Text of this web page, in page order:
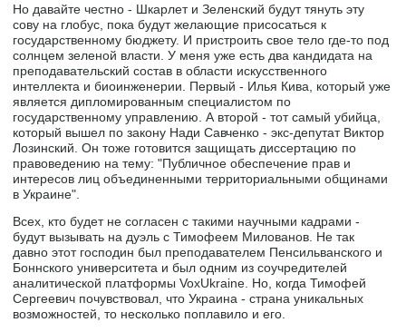
Но давайте честно - Шкарлет и Зеленский будут тянуть эту
сову на глобус, пока будут желающие присосаться к
государственному бюджету. И пристроить свое тело где-то под
солнцем зеленой власти. У меня уже есть два кандидата на
преподавательский состав в области искусственного
интеллекта и биоинженерии. Первый - Илья Кива, который уже
является дипломированным специалистом по
государственному управлению. А второй - тот самый убийца,
который вышел по закону Нади Савченко - экс-депутат Виктор
Лозинский. Он тоже готовится защищать диссертацию по
правоведению на тему: "Публичное обеспечение прав и
интересов лиц объединенными территориальными общинами
в Украине".
Всех, кто будет не согласен с такими научными кадрами -
будут вызывать на дуэль с Тимофеем Милованов. Не так
давно этот господин был преподавателем Пенсильванского и
Боннского университета и был одним из соучредителей
аналитической платформы VoxUkraine. Но, когда Тимофей
Сергеевич почувствовал, что Украина - страна уникальных
возможностей, то несколько поплавило и его.